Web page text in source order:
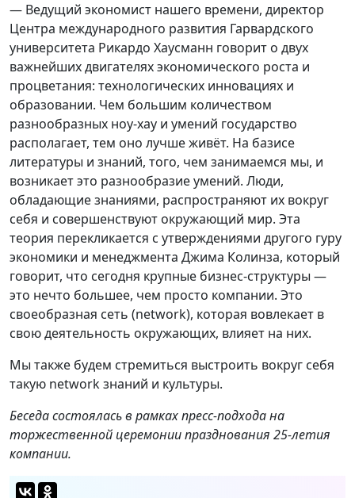
— Ведущий экономист нашего времени, директор
Центра международного развития Гарвардского
университета Рикардо Хаусманн говорит о двух
важнейших двигателях экономического роста и
процветания: технологических инновациях и
образовании. Чем большим количеством
разнообразных ноу-хау и умений государство
располагает, тем оно лучше живёт. На базисе
литературы и знаний, того, чем занимаемся мы, и
возникает это разнообразие умений. Люди,
обладающие знаниями, распространяют их вокруг
себя и совершенствуют окружающий мир. Эта
теория перекликается с утверждениями другого гуру
экономики и менеджмента Джима Колинза, который
говорит, что сегодня крупные бизнес-структуры —
это нечто большее, чем просто компании. Это
своеобразная сеть (network), которая вовлекает в
свою деятельность окружающих, влияет на них.
Мы также будем стремиться выстроить вокруг себя
такую network знаний и культуры.
Беседа состоялась в рамках пресс-подхода на
торжественной церемонии празднования 25-летия
компании.